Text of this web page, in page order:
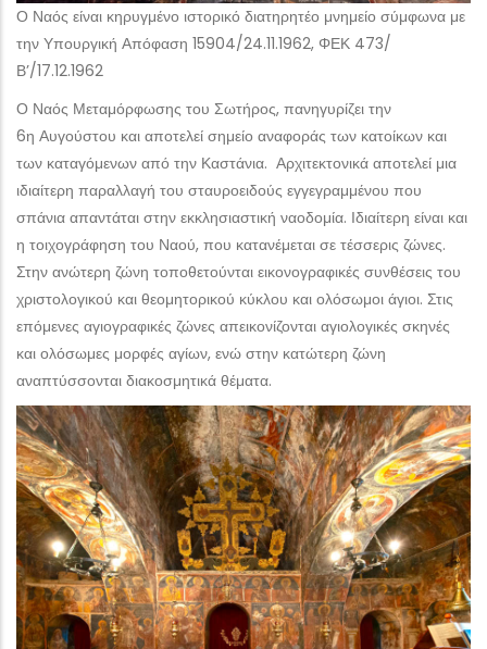
Ο Ναός είναι κηρυγμένο ιστορικό διατηρητέο μνημείο σύμφωνα με
την Υπουργική Απόφαση 15904/24.11.1962, ΦΕΚ 473/
Β’/17.12.1962
Ο Ναός Μεταμόρφωσης του Σωτήρος, πανηγυρίζει την
6η Αυγούστου και αποτελεί σημείο αναφοράς των κατοίκων και
των καταγόμενων από την Καστάνια. Αρχιτεκτονικά αποτελεί μια
ιδιαίτερη παραλλαγή του σταυροειδούς εγγεγραμμένου που
σπάνια απαντάται στην εκκλησιαστική ναοδομία. Ιδιαίτερη είναι και
η τοιχογράφηση του Ναού, που κατανέμεται σε τέσσερις ζώνες.
Στην ανώτερη ζώνη τοποθετούνται εικονογραφικές συνθέσεις του
χριστολογικού και θεομητορικού κύκλου και ολόσωμοι άγιοι. Στις
επόμενες αγιογραφικές ζώνες απεικονίζονται αγιολογικές σκηνές
και ολόσωμες μορφές αγίων, ενώ στην κατώτερη ζώνη
αναπτύσσονται διακοσμητικά θέματα.